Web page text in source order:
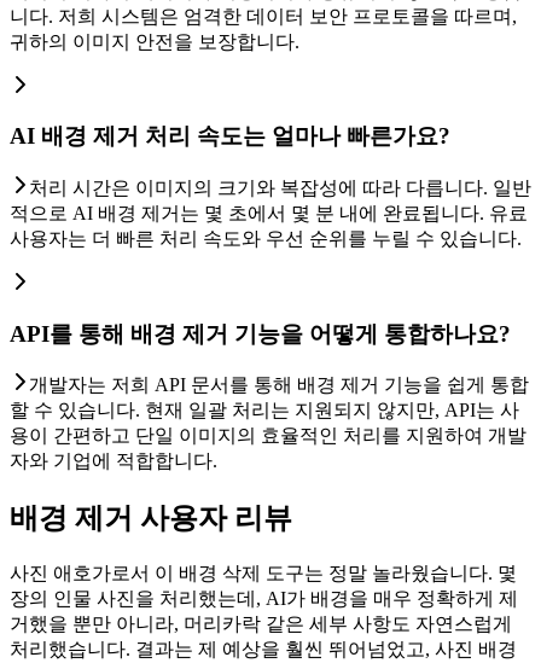
니다. 저희 시스템은 엄격한 데이터 보안 프로토콜을 따르며,
귀하의 이미지 안전을 보장합니다.
AI 배경 제거 처리 속도는 얼마나 빠른가요?
처리 시간은 이미지의 크기와 복잡성에 따라 다릅니다. 일반
적으로 AI 배경 제거는 몇 초에서 몇 분 내에 완료됩니다. 유료
사용자는 더 빠른 처리 속도와 우선 순위를 누릴 수 있습니다.
API를 통해 배경 제거 기능을 어떻게 통합하나요?
개발자는 저희 API 문서를 통해 배경 제거 기능을 쉽게 통합
할 수 있습니다. 현재 일괄 처리는 지원되지 않지만, API는 사
용이 간편하고 단일 이미지의 효율적인 처리를 지원하여 개발
자와 기업에 적합합니다.
배경 제거 사용자 리뷰
사진 애호가로서 이 배경 삭제 도구는 정말 놀라웠습니다. 몇
장의 인물 사진을 처리했는데, AI가 배경을 매우 정확하게 제
거했을 뿐만 아니라, 머리카락 같은 세부 사항도 자연스럽게
처리했습니다. 결과는 제 예상을 훨씬 뛰어넘었고, 사진 배경